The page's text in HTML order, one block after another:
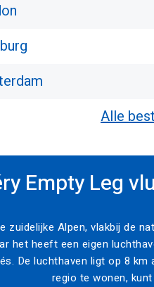
Alle
Empty Leg
zuidelijke Alpen, vlakbij de
het heeft een eigen
De luchthaven ligt op 8
regio te wonen,